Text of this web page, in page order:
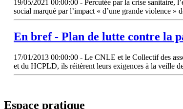
19/05/2021 00:00:00 - Percutée par la crise sanitaire,
social marqué par l’impact « d’une grande violence »
En bref - Plan de lutte contre la
17/01/2013 00:00:00 - Le CNLE et le Collectif des
et du HCPLD, ils réitèrent leurs exigences à la veille
Espace pratique